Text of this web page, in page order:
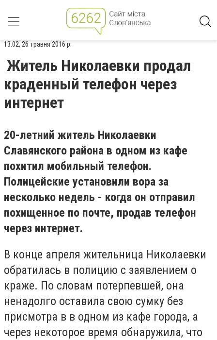
13:02, 26 травня 2016 р.
Житель Николаевки продал
краденный телефон через
интернет
20-летний житель Николаевки
Славянского района в одном из кафе
похитил мобильный телефон.
Полицейские установили вора за
несколько недель - когда он отправил
похищенное по почте, продав телефон
через интернет.
В конце апреля жительница Николаевки
обратилась в полицию с заявлением о
краже. По словам потерпевшей, она
ненадолго оставила свою сумку без
присмотра в в одном из кафе города, а
через некоторое время обнаружила, что